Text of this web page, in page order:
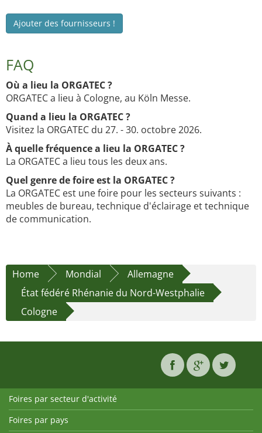
Ajouter des fournisseurs !
FAQ
Où a lieu la ORGATEC ?
ORGATEC a lieu à Cologne, au Köln Messe.
Quand a lieu la ORGATEC ?
Visitez la ORGATEC du 27. - 30. octobre 2026.
À quelle fréquence a lieu la ORGATEC ?
La ORGATEC a lieu tous les deux ans.
Quel genre de foire est la ORGATEC ?
La ORGATEC est une foire pour les secteurs suivants :
meubles de bureau, technique d'éclairage et technique
de communication.
Home Mondial
Allemagne
État fédéré Rhénanie du Nord-Westphalie
Cologne
Foires par secteur d'activité
Foires par pays